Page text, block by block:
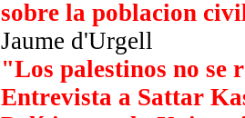
sobre la poblacion
Jaume d'Urgell
"Los palestinos no se
Entrevista a Sattar